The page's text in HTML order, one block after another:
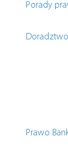
Porady
Prawo